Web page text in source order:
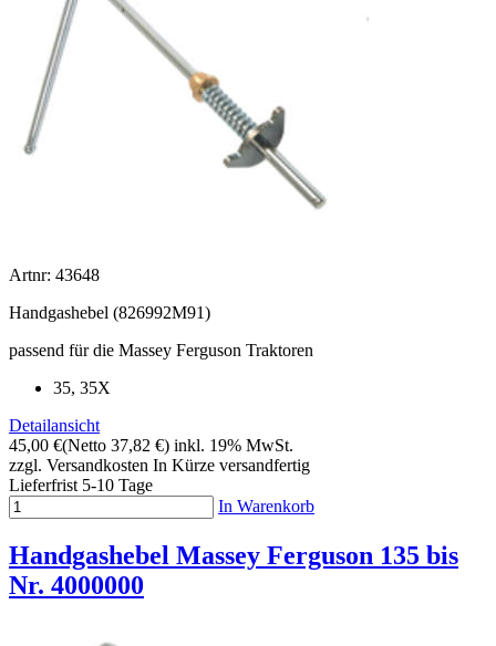
Artnr: 43648
Handgashebel (826992M91)
passend für die Massey Ferguson Traktoren
35, 35X
Detailansicht
45,00 €(Netto 37,82 €) inkl. 19% MwSt.
zzgl. Versandkosten In Kürze versandfertig
Lieferfrist 5-10 Tage
In Warenkorb
Handgashebel Massey Ferguson 135 bis
Nr. 4000000